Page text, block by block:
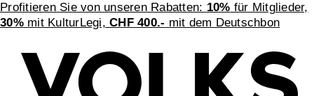
Profitieren Sie von unseren Rabatten: 10% für Mitglieder,
30%mit KulturLegi,CHF 400.- mit dem Deutschbon